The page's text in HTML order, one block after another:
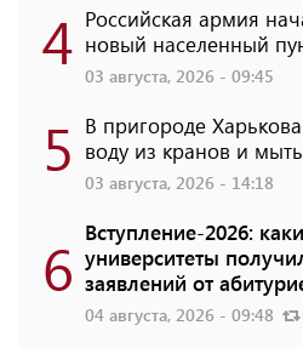
4 Российская армия
новый населенный
03 августа, 2026 - 09:45
5 В пригороде
воду из кранов и
03 августа, 2026 - 14:18
6 Вступление-2026:
университеты
заявлений от
04 августа, 2026 - 09:48